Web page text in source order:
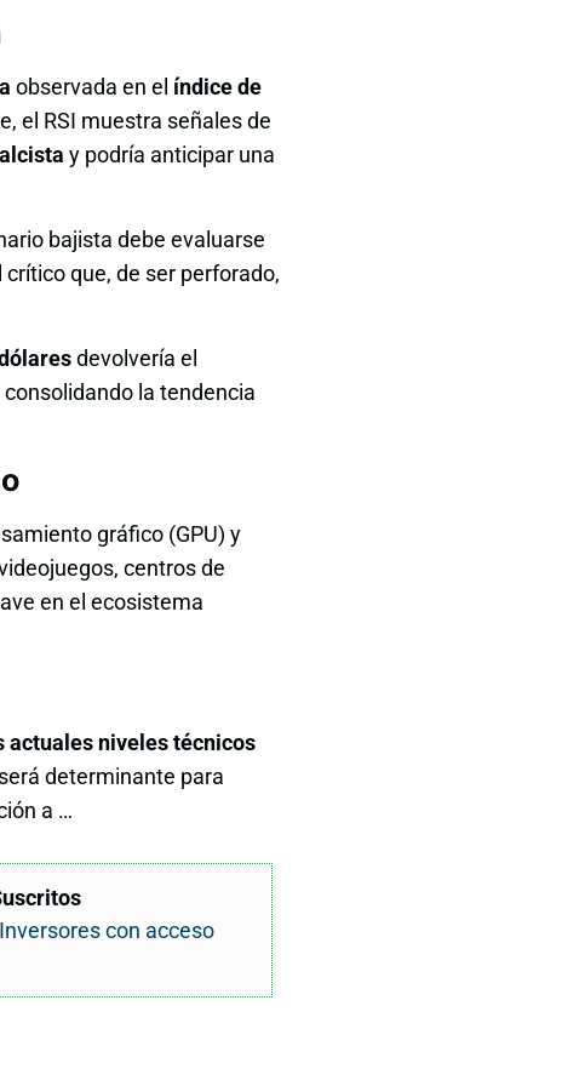
observada en el índice de
el RSI muestra señales de
y podría anticipar una
bajista debe evaluarse
crítico que, de ser perforado,
devolvería el
la tendencia
gráfico (GPU) y
centros de
en el ecosistema
actuales niveles técnicos
determinante para
a …
con acceso